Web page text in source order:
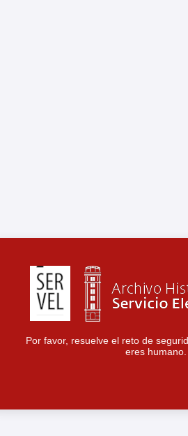
Por favor, resuelve el reto de
eres humano.